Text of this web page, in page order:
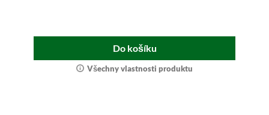
Do košíku
Všechny vlastnosti produktu